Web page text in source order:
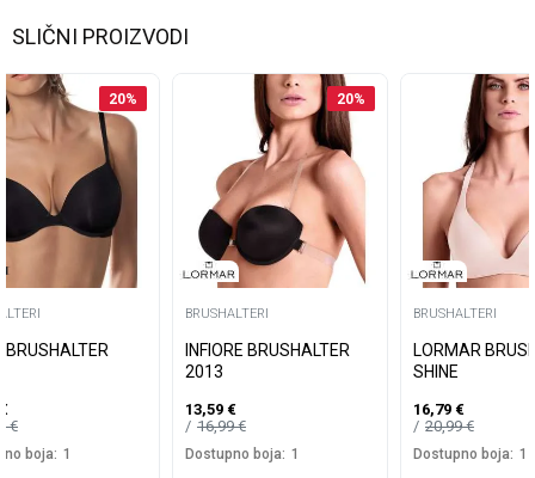
Kupi ovdje
SLIČNI PROIZVODI
20%
BRUSHALTER
€
€
boja: 1
20%
BRUSHALTERI
INFIORE BRUSHALTER
2013
13,59 €
16,99€
Dostupno boja: 1
BRUSHALTERI
LORMAR
SHINE
16,79 €
20,99€
Dostupno boja: 1